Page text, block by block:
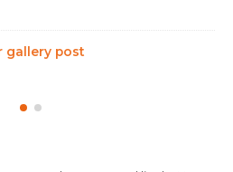
gallery post